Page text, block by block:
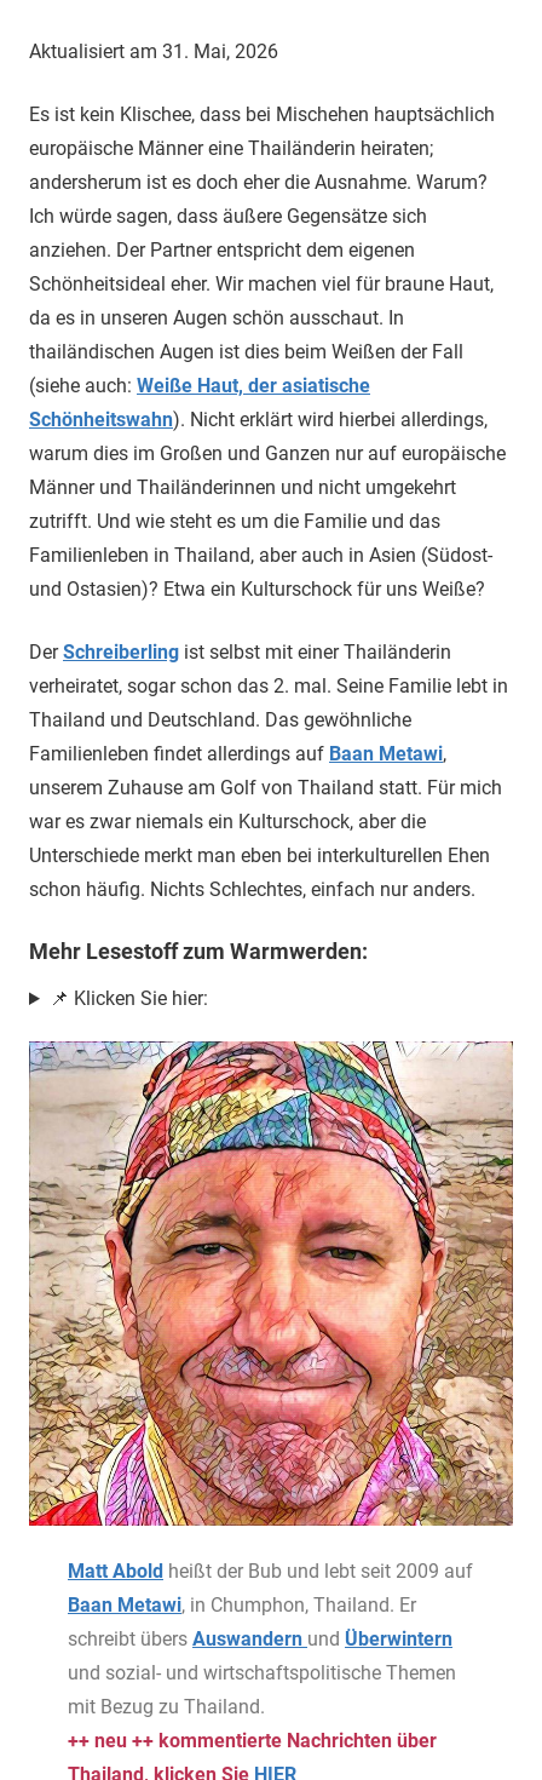
Aktualisiert am 31. Mai, 2026
Es ist kein Klischee, dass bei Mischehen hauptsächlich
europäische Männer eine Thailänderin heiraten;
andersherum ist es doch eher die Ausnahme. Warum?
Ich würde sagen, dass äußere Gegensätze sich
anziehen. Der Partner entspricht dem eigenen
Schönheitsideal eher. Wir machen viel für braune Haut,
da es in unseren Augen schön ausschaut. In
thailändischen Augen ist dies beim Weißen der Fall
(siehe auch: Weiße Haut, der asiatische
Schönheitswahn). Nicht erklärt wird hierbei allerdings,
warum dies im Großen und Ganzen nur auf europäische
Männer und Thailänderinnen und nicht umgekehrt
zutrifft. Und wie steht es um die Familie und das
Familienleben in Thailand, aber auch in Asien (Südost-
und Ostasien)? Etwa ein Kulturschock für uns Weiße?
DerSchreiberling ist selbst mit einer Thailänderin
verheiratet, sogar schon das 2. mal. Seine Familie lebt in
Thailand und Deutschland. Das gewöhnliche
Familienleben findet allerdings auf Baan Metawi,
unserem Zuhause am Golf von Thailand statt. Für mich
war es zwar niemals ein Kulturschock, aber die
Unterschiede merkt man eben bei interkulturellen Ehen
schon häufig. Nichts Schlechtes, einfach nur anders.
Mehr Lesestoff zum Warmwerden:
📌 Klicken Sie hier:
Matt Abold heißt der Bub und lebt seit 2009 auf
Baan Metawi, in Chumphon, Thailand. Er
schreibt übers Auswandern und Überwintern
und sozial- und wirtschaftspolitische Themen
mit Bezug zu Thailand.
++ neu ++ kommentierte Nachrichten über
Thailand, klicken Sie HIER